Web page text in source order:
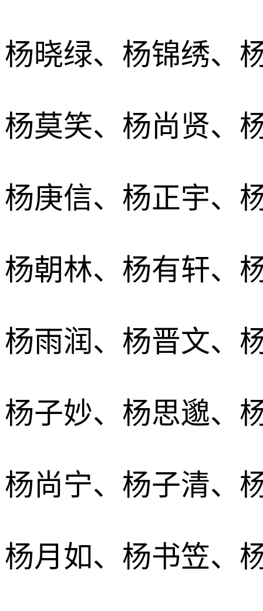
杨晓绿、杨锦绣、
杨莫笑、杨尚贤、
杨庚信、杨正宇、
杨朝林、杨有轩、
杨雨润、杨晋文、
杨子妙、杨思邈、
杨尚宁、杨子清、
杨月如、杨书笠、